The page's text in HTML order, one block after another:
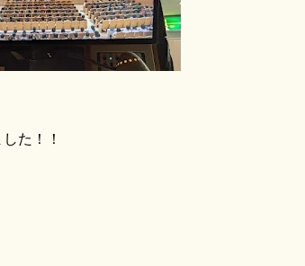
た！！